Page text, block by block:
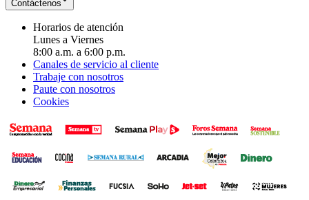
Contáctenos
Horarios de atención
Lunes a Viernes
8:00 a.m. a 6:00 p.m.
Canales de servicio al cliente
Trabaje con nosotros
Paute con nosotros
Cookies